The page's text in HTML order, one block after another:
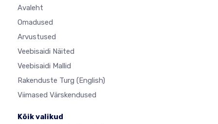
Avaleht
Omadused
Arvustused
Veebisaidi Näited
Veebisaidi Mallid
Rakenduste Turg (English)
Viimased Värskendused
Kõik valikud